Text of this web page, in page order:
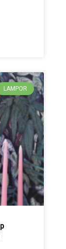
LAMPOR